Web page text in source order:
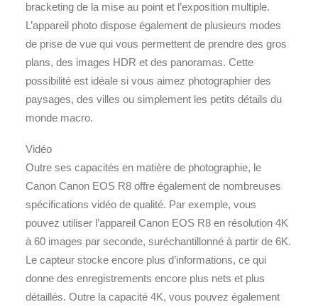
bracketing de la mise au point et l’exposition multiple.
L’appareil photo dispose également de plusieurs modes
de prise de vue qui vous permettent de prendre des gros
plans, des images HDR et des panoramas. Cette
possibilité est idéale si vous aimez photographier des
paysages, des villes ou simplement les petits détails du
monde macro.
Vidéo
Outre ses capacités en matière de photographie, le
Canon Canon EOS R8 offre également de nombreuses
spécifications vidéo de qualité. Par exemple, vous
pouvez utiliser l’appareil Canon EOS R8 en résolution 4K
à 60 images par seconde, suréchantillonné à partir de 6K.
Le capteur stocke encore plus d’informations, ce qui
donne des enregistrements encore plus nets et plus
détaillés. Outre la capacité 4K, vous pouvez également